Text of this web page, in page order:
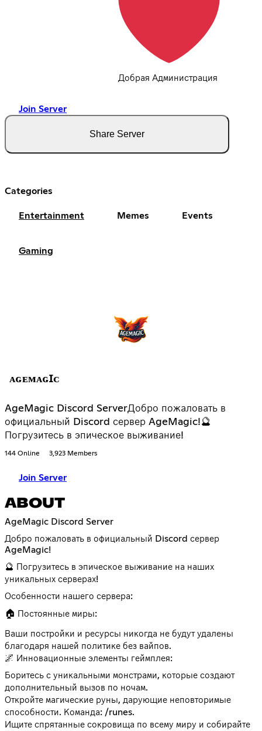
Добрая Администрация
Join Server
Share Server
Categories
Entertainment Memes Events
Gaming
ᴀɢᴇᴍᴀɢꞮᴄ
AgeMagic Discord ServerДобро пожаловать в
официальный Discord сервер AgeMagic!🔮
Погрузитесь в эпическое выживание!
144 Online 3,923 Members
Join Server
ABOUT
AgeMagic Discord Server
Добро пожаловать в официальный Discord сервер
AgeMagic!
🔮 Погрузитесь в эпическое выживание на наших
уникальных серверах!
Особенности нашего сервера:
🏠 Постоянные миры:
Ваши постройки и ресурсы никогда не будут удалены
благодаря нашей политике без вайпов.
🌌 Инновационные элементы геймплея:
Боритесь с уникальными монстрами, которые создают
дополнительный вызов по ночам.
Откройте магические руны, дарующие неповторимые
способности. Команда: /runes.
Ищите спрятанные сокровища по всему миру и собирайте